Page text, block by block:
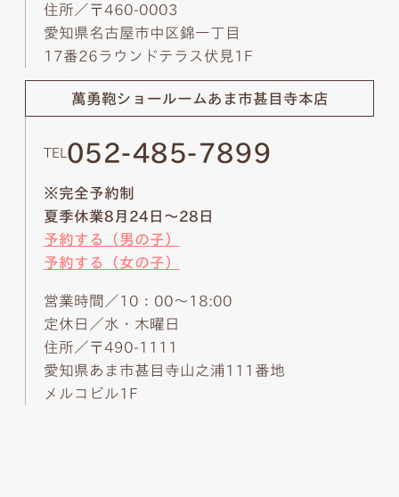
住所／〒460-0003
愛知県名古屋市中区錦一丁目
17番26ラウンドテラス伏見1F
萬勇鞄ショールームあま市甚目寺本店
TEL 052-485-7899
※完全予約制
夏季休業8月24日～28日
予約する（男の子）
予約する（女の子）
営業時間／10：00～18:00
定休日／水・木曜日
住所／〒490-1111
愛知県あま市甚目寺山之浦111番地
メルコビル1F